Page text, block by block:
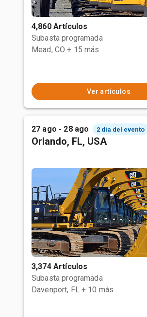
4,860 Artículos
Subasta programada
Mead, CO + 15 más
Ver artículos
27 ago - 28 ago 2 día del evento
Orlando, FL, USA
3,374 Artículos
Subasta programada
Davenport, FL + 10 más